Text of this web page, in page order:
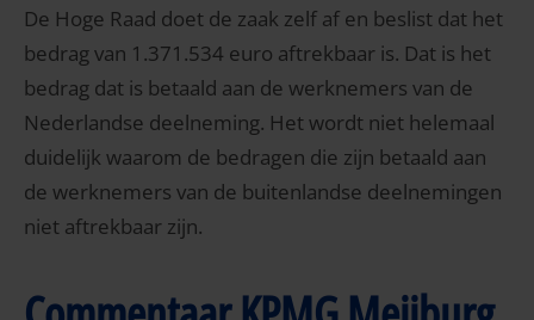
De Hoge Raad doet de zaak zelf af en beslist dat het
bedrag van 1.371.534 euro aftrekbaar is. Dat is het
bedrag dat is betaald aan de werknemers van de
Nederlandse deelneming. Het wordt niet helemaal
duidelijk waarom de bedragen die zijn betaald aan
de werknemers van de buitenlandse deelnemingen
niet aftrekbaar zijn.